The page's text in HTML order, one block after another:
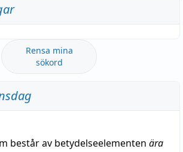
Rensa mina
sökord
består av betydelseelementen ära